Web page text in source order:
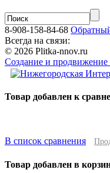
8-908-158-84-68
Всегда на связи:
© 2026 Plitka-nnov.ru
Создание и продвижение
Товар добавлен к
В список сравнения
Товар добавлен в